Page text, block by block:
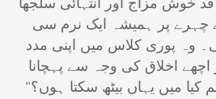
چہرے پر ہمیشہ ایک نرم سی
وہ پوری کلاس میں اپنی مدد
اچھے اخلاق کی وجہ سے پہچانا
کیا میں یہاں بیٹھ سکتا ہوں؟"